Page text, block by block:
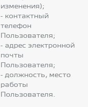
изменения);
- контактный
телефон
Пользователя;
- адрес электронной
почты
Пользователя;
- должность, место
работы
Пользователя.